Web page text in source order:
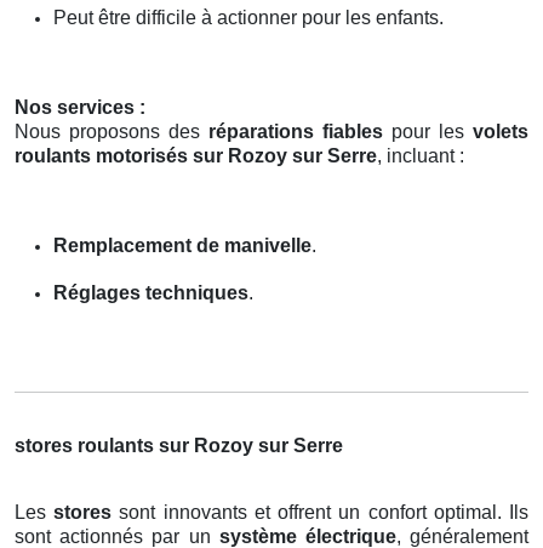
Peut être difficile à actionner pour les enfants.
Nos services :
Nous proposons des réparations fiables pour les volets
roulants motorisés sur Rozoy sur Serre, incluant :
Remplacement de manivelle.
Réglages techniques.
stores roulants sur Rozoy sur Serre
Lesstores sont innovants et offrent un confort optimal. Ils
sont actionnés par un système électrique, généralement